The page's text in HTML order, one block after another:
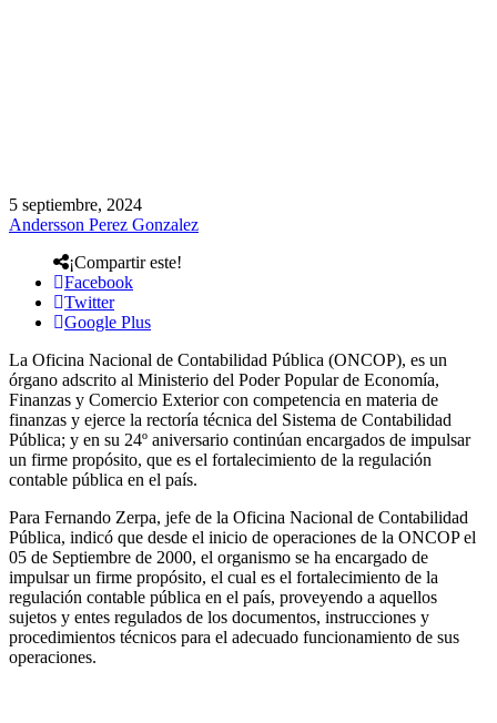
5 septiembre, 2024
Andersson Perez Gonzalez
¡Compartir este!
Facebook
Twitter
Google Plus
La Oficina Nacional de Contabilidad Pública (ONCOP), es un
órgano adscrito al Ministerio del Poder Popular de Economía,
Finanzas y Comercio Exterior con competencia en materia de
finanzas y ejerce la rectoría técnica del Sistema de Contabilidad
Pública; y en su 24º aniversario continúan encargados de impulsar
un firme propósito, que es el fortalecimiento de la regulación
contable pública en el país.
Para Fernando Zerpa, jefe de la Oficina Nacional de Contabilidad
Pública, indicó que desde el inicio de operaciones de la ONCOP el
05 de Septiembre de 2000, el organismo se ha encargado de
impulsar un firme propósito, el cual es el fortalecimiento de la
regulación contable pública en el país, proveyendo a aquellos
sujetos y entes regulados de los documentos, instrucciones y
procedimientos técnicos para el adecuado funcionamiento de sus
operaciones.